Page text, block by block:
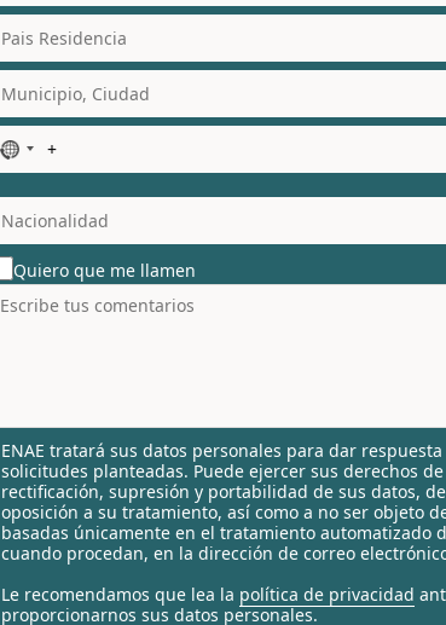
N
o
c
o
u
n
t
l
e
c
t
e
d
Quiero que me llamen
ENAE tratará sus datos personales para dar respuesta
solicitudes planteadas. Puede ejercer sus derechos de
rectificación, supresión y portabilidad de sus datos,
oposición a su tratamiento, así como a no ser objeto
basadas únicamente en el tratamiento automatizado
cuando procedan, en la dirección de correo
Le recomendamos que lea la política de privacidad
proporcionarnos sus datos personales.